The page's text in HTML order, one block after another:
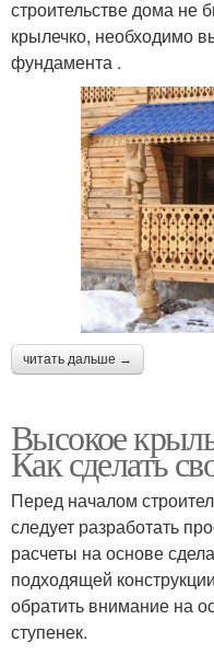
строительстве дома не
крылечко, необходимо
фундамента .
читать дальше →
Высокое
Как сделать
Перед началом
следует разработать
расчеты на основе
подходящей
обратить внимание на
ступенек.